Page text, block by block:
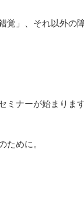
覚」、それ以外の
ナーが始まりま
ために。